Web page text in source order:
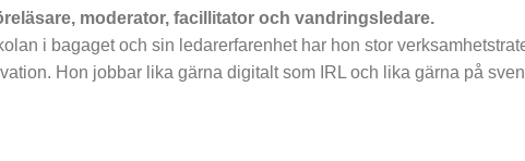
moderator, facillitator och vandringsledare.
i bagaget och sin ledarerfarenhet har hon stor
Hon jobbar lika gärna digitalt som IRL och lika gärna på